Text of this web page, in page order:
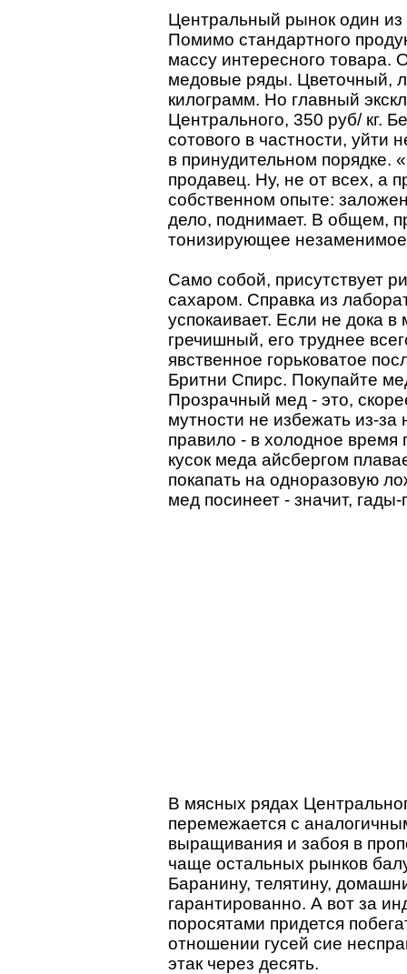
Центральный рынок один
Помимо стандартного
массу интересного товара.
медовые ряды. Цветочный,
килограмм. Но главный
Центрального, 350 руб/ кг.
сотового в частности, уйти
в принудительном порядке.
продавец. Ну, не от всех, а
собственном опыте:
дело, поднимает. В общем,
тонизирующее
Само собой, присутствует
сахаром. Справка из
успокаивает. Если не дока
гречишный, его труднее
явственное горьковатое
Бритни Спирс. Покупайте
Прозрачный мед - это,
мутности не избежать из-
правило - в холодное время
кусок меда айсбергом
покапать на одноразовую
мед посинеет - значит,
В мясных рядах
перемежается с
выращивания и забоя в
чаще остальных рынков
Баранину, телятину,
гарантированно. А вот за
поросятами придется
отношении гусей сие
этак через десять.